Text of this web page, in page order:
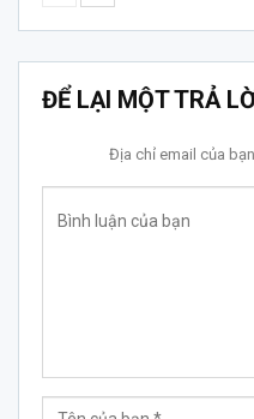
ĐỂ LẠI MỘT TRẢ
Địa chỉ email của